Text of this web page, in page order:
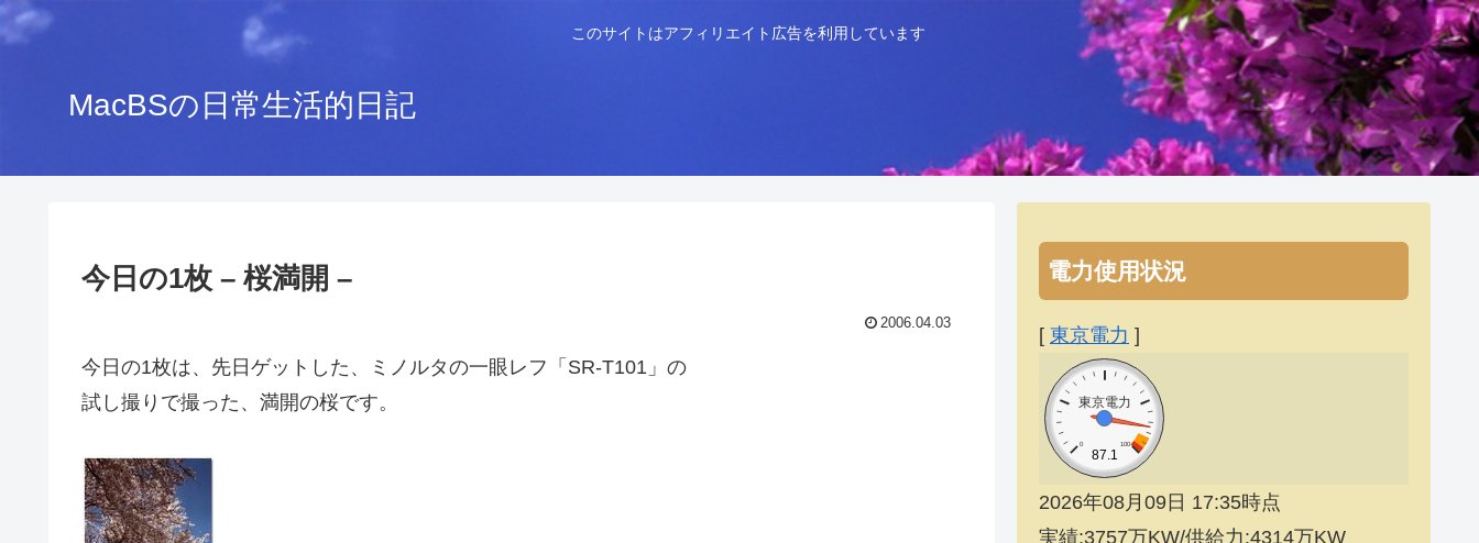
このサイトはアフィリエイト広告を利用しています
MacBSの日常生活的日記
今日の1枚 – 桜満開 –
2006.04.03
今日の1枚は、先日ゲットした、ミノルタの一眼レフ「SR-T101」の
試し撮りで撮った、満開の桜です。
電力使用状況
[ 東京電力 ]
東京電力
0 100
87.1
2026年08月09日 17:35時点
実績:3757万KW/供給力:4314万KW